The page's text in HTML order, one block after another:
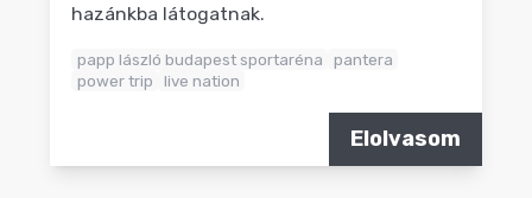
hazánkba látogatnak.
papp lászló budapest sportaréna
pantera
power trip
live nation
Elolvasom